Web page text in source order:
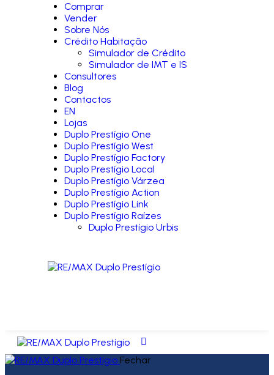
Comprar
Vender
Sobre Nós
Crédito Habitação
Simulador de Crédito
Simulador de IMT e IS
Consultores
Blog
Contactos
EN
Lojas
Duplo Prestígio One
Duplo Prestígio West
Duplo Prestígio Factory
Duplo Prestígio Local
Duplo Prestígio Várzea
Duplo Prestígio Action
Duplo Prestígio Link
Duplo Prestígio Raízes
Duplo Prestígio Urbis
Fechar